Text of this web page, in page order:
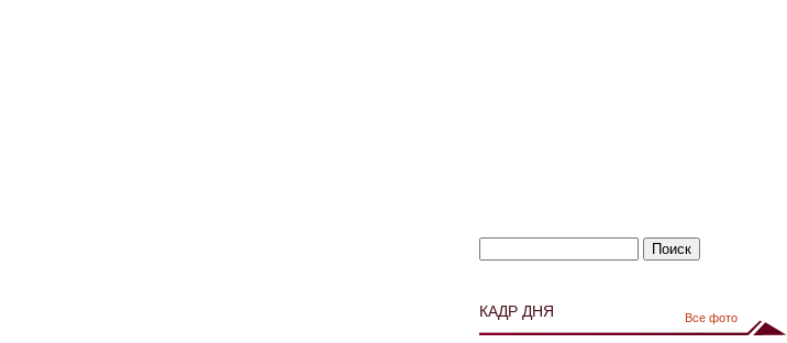
КАДР ДНЯ Все фото